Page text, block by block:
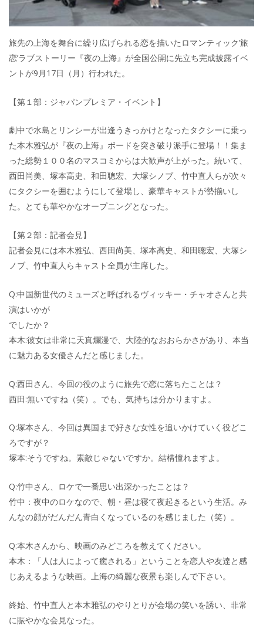
旅先の上海を舞台に繰り広げられる恋を描いたロマンティック’旅
恋’ラブストーリー『夜の上海』が全国公開に先立ち完成披露イベ
ントが9月17日（月）行われた。
【第１部：ジャパンプレミア・イベント】
劇中で水島とリンシーが出逢うきっかけとなったタクシーに乗っ
た本木雅弘が『夜の上海』ボードを突き破り派手に登場！！集ま
った総勢１００名のマスコミからは大歓声が上がった。続いて、
西田尚美、塚本高史、和田聰宏、大塚シノブ、竹中直人らが次々
にタクシーを囲むようにして登場し、豪華キャストが勢揃いし
た。とても華やかなオープニングとなった。
【第２部：記者会見】
記者会見には本木雅弘、西田尚美、塚本高史、和田聰宏、大塚シ
ノブ、竹中直人らキャスト全員が主席した。
Q:中国新世代のミューズと呼ばれるヴィッキー・チャオさんと共
演はいかが
でしたか？
本木:彼女は非常に天真爛漫で、大陸的なおおらかさがあり、本当
に魅力ある女優さんだと感じました。
Q:西田さん、今回の役のように旅先で恋に落ちたことは？
西田:無いですね（笑）。でも、気持ちは分かりますよ。
Q:塚本さん、今回は異国まで好きな女性を追いかけていく役どこ
ろですが？
塚本:そうですね。素敵じゃないですか。結構憧れますよ。
Q:竹中さん、ロケで一番思い出深かったことは？
竹中：夜中のロケなので、朝・昼は寝て夜起きるという生活。み
んなの顔がだんだん青白くなっているのを感じました（笑）。
Q:本木さんから、映画のみどころを教えてください。
本木：「人は人によって癒される」ということを恋人や友達と感
じあえるような映画。上海の綺麗な夜景も楽しんで下さい。
終始、竹中直人と本木雅弘のやりとりが会場の笑いを誘い、非常
に賑やかな会見なった。